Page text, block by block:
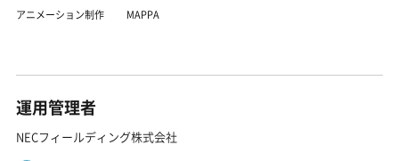
アニメーション制作 MAPPA
運用管理者
NECフィールディング株式会社